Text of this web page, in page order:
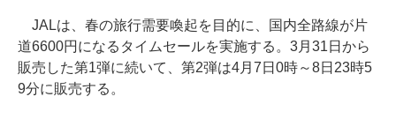
JALは、春の旅行需要喚起を目的に、国内全路線が片
道6600円になるタイムセールを実施する。3月31日から
販売した第1弾に続いて、第2弾は4月7日0時～8日23時5
9分に販売する。